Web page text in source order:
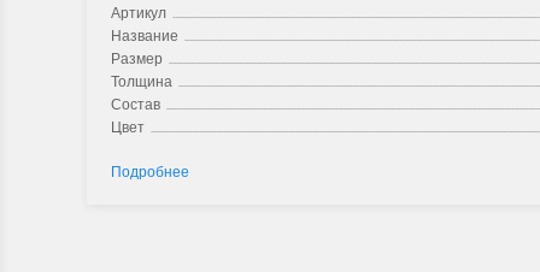
Артикул
Название
Размер
Толщина
Состав
Цвет
Подробнее